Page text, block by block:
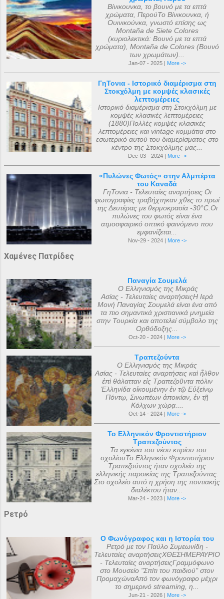
Βίνικουνκα, το βουνό με τα επτά
χρώματα, ΠερούΤο Βίνικουνκα, ή
Ουινικούνκα, γνωστό επίσης ως
Montaña de Siete Colores
(κυριολεκτικά: Βουνό με τα επτά
χρώματα), Montaña de Colores (Βουνό
των χρωμάτων)...
Jan-07 - 2025 | More ->
ΓηΤονια - Ιστορικό διαμέρισμα στη
Στοκχόλμη με κομψές κλασικές
λεπτομέρειες
Ιστορικό διαμέρισμα στη Στοκχόλμη με
κομψές κλασικές λεπτομέρειες
(1880)Πολλές κομψές κλασικές
λεπτομέρειες και vintage κομμάτια στο
εσωτερικό αυτού του διαμερίσματος στο
κέντρο της Στοκχόλμης μας...
Dec-03 - 2024 | More ->
«Πυλώνες Φωτός» στην Αλμπέρτα
του Καναδά
ΓηΤονια - Τελευταίες αναρτήσεις Οι
φωτογραφίες τραβήχτηκαν χθες το πρωί
της Δευτέρας με θερμοκρασία -30°C.Οι
πυλώνες του φωτός είναι ένα
ατμοσφαιρικό οπτικό φαινόμενο που
εμφανίζεται...
Nov-29 - 2024 | More ->
Χαμένες Πατρίδες
Παναγία Σουμελά
Ο Ελληνισμός της Μικράς
Ασίας - Τελευταίες αναρτήσειςΗ Ιερά
Μονή Παναγίας Σουμελά είναι ένα από
τα πιο σημαντικά χριστιανικά μνημεία
στην Τουρκία και αποτελεί σύμβολο της
Ορθόδοξης...
Oct-20 - 2024 | More ->
Τραπεζούντα
Ο Ελληνισμός της Μικράς
Ασίας - Τελευταίες αναρτήσεις καὶ ἦλθον
ἐπὶ θάλατταν εἰς Τραπεζοῦντα πόλιν
Ἑλληνίδα οἰκουμένην ἐν τῷ Εὐξείνῳ
Πόντῳ, Σινωπέων ἀποικίαν, ἐν τῇ
Κόλχων χώρᾳ....
Oct-14 - 2024 | More ->
Το Ελληνικόν Φροντιστήριον
Τραπεζούντος
Τα εγκένια του νέου κτιρίου του
σχολίουΤο Ελληνικόν Φροντιστήριον
Τραπεζούντος ήταν σχολείο της
ελληνικής παροικίας της Τραπεζούντας.
Στο σχολείο αυτό η χρήση της ποντιακής
διαλέκτου ήταν...
Mar-24 - 2023 | More ->
Ρετρό
Ο Φωνόγραφος και η Ιστορία του
Ρετρό με τον Παύλο Συμεωνίδη -
Τελευταίες αναρτήσειςΧΘΕΣΗΜΕΡΑΥΡΙΟ
- Τελευταίες αναρτήσειςΓραμμόφωνο
στο Μουσείο "Σπίτι του παιδιού" στον
ΠρομαχώναΑπό τον φωνόγραφο μέχρι
το σημερινό streaming, η...
Jun-21 - 2026 | More ->